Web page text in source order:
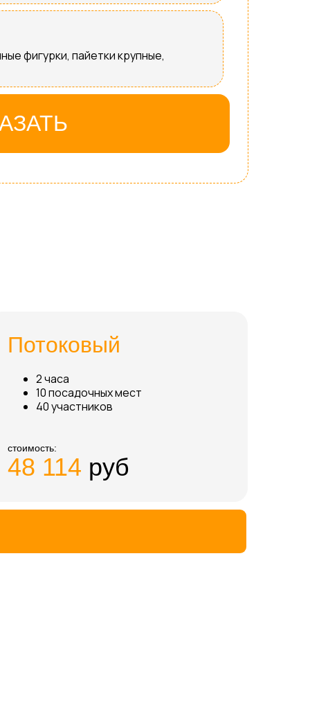
фигурки, пайетки крупные,
Потоковый
2 часа
10 посадочных мест
40 участников
48 114 руб
стоимость: